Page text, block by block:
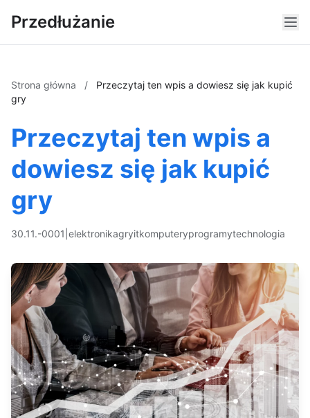
Przedłużanie
Strona główna /
Przeczytaj ten wpis a dowiesz się jak kupić
gry
Przeczytaj ten wpis a
dowiesz się jak kupić
gry
30.11.-0001 elektronikagryitkomputeryprogramytechnologia